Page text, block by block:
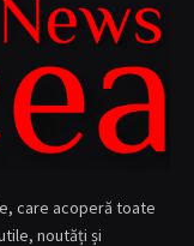
care acoperă toate
noutăți și